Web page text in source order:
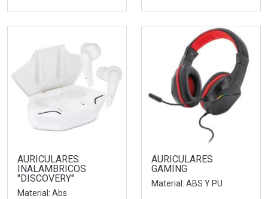
AURICULARES
INALAMBRICOS
"DISCOVERY"
Material: Abs
AURICULARES
GAMING
Material: ABS Y PU